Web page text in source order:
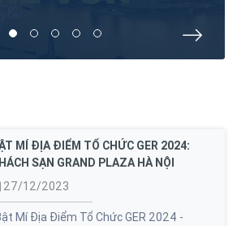
vẫn mang những định kiến và lo
1 2 3 4 5
MÍ ĐỊA ĐIỂM TỔ CHỨC GER 2024:
SẠN GRAND PLAZA HÀ NỘI
27/12/2023
Mí Địa Điểm Tổ Chức GER 2024 -